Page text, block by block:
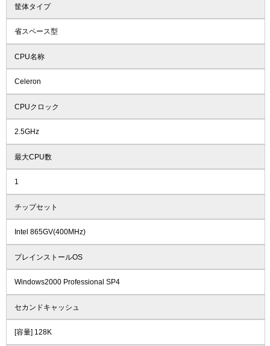
筐体タイプ
省スペース型
CPU名称
Celeron
CPUクロック
2.5GHz
最大CPU数
1
チップセット
Intel 865GV(400MHz)
プレインストールOS
Windows2000 Professional SP4
セカンドキャッシュ
[容量] 128K